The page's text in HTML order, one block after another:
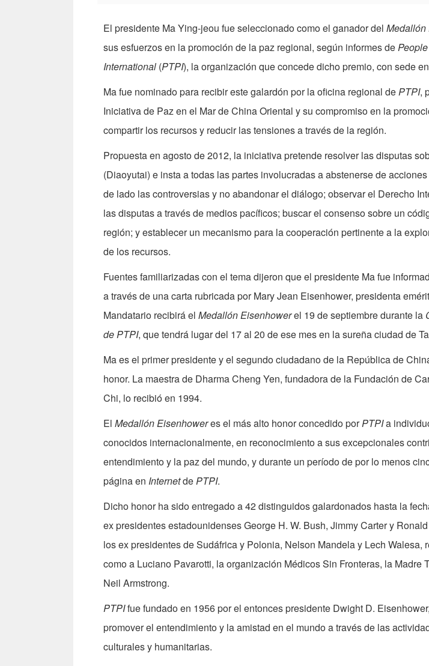
El presidente Ma Ying-jeou fue seleccionado como el ganador del Medallón
sus esfuerzos en la promoción de la paz regional, según informes de
International (PTPI), la organización que concede dicho premio, con sede
Ma fue nominado para recibir este galardón por la oficina regional dePTPI,
Iniciativa de Paz en el Mar de China Oriental y su compromiso en la
compartir los recursos y reducir las tensiones a través de la región.
Propuesta en agosto de 2012, la iniciativa pretende resolver las disputas
(Diaoyutai) e insta a todas las partes involucradas a abstenerse de
de lado las controversias y no abandonar el diálogo; observar el Derecho
las disputas a través de medios pacíficos; buscar el consenso sobre un
región; y establecer un mecanismo para la cooperación pertinente a la
de los recursos.
Fuentes familiarizadas con el tema dijeron que el presidente Ma fue
a través de una carta rubricada por Mary Jean Eisenhower, presidenta
Mandatario recibirá el Medallón Eisenhowerel 19 de septiembre durante la
de PTPI, que tendrá lugar del 17 al 20 de ese mes en la sureña ciudad de
Ma es el primer presidente y el segundo ciudadano de la República de
honor. La maestra de Dharma Cheng Yen, fundadora de la Fundación de
Chi, lo recibió en 1994.
El Medallón Eisenhoweres el más alto honor concedido porPTPIa
conocidos internacionalmente, en reconocimiento a sus excepcionales
entendimiento y la paz del mundo, y durante un período de por lo menos
página en InternetdePTPI.
Dicho honor ha sido entregado a 42 distinguidos galardonados hasta la
ex presidentes estadounidenses George H. W. Bush, Jimmy Carter y
los ex presidentes de Sudáfrica y Polonia, Nelson Mandela y Lech Walesa,
como a Luciano Pavarotti, la organización Médicos Sin Fronteras, la Madre
Neil Armstrong.
PTPIfue fundado en 1956 por el entonces presidente Dwight D.
promover el entendimiento y la amistad en el mundo a través de las
culturales y humanitarias.